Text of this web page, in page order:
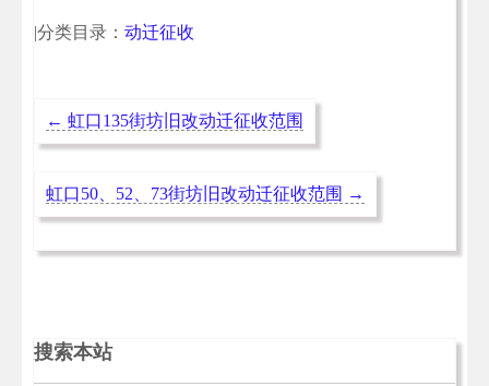
|分类目录： 动迁征收
← 虹口135街坊旧改动迁征收范围
虹口50、52、73街坊旧改动迁征收范围 →
搜索本站